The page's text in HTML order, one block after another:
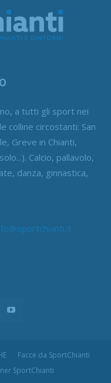
a tutti gli sport nei
colline circostanti: San
Greve in Chianti,
Calcio, pallavolo,
danza, ginnastica,
Facce da SportChianti
SportChianti